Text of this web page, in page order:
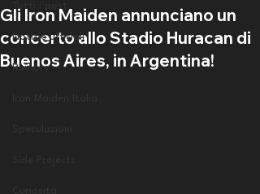
Tutti i post
Notizie ufficiali
Rumors
Gli Iron Maiden annunciano un
concerto allo Stadio Huracan di
Buenos Aires, in Argentina!